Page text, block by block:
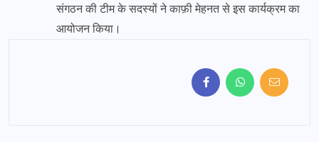
संगठन की टीम के सदस्यों ने काफ़ी मेहनत से इस कार्यक्रम का
आयोजन किया।